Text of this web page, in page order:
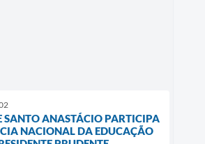
SANTO ANASTÁCIO PARTICIPA
NACIONAL DA EDUCAÇÃO